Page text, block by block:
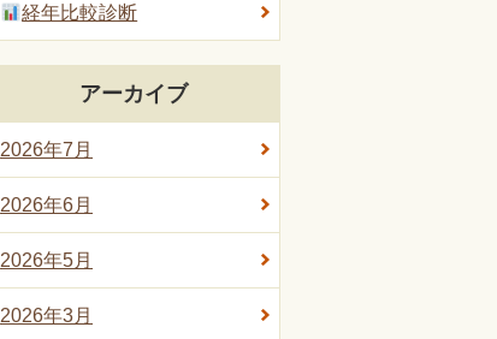
経年比較診断
アーカイブ
2026年7月
2026年6月
2026年5月
2026年3月